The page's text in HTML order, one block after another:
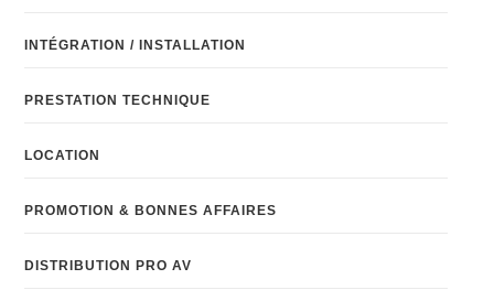
INTÉGRATION / INSTALLATION
PRESTATION TECHNIQUE
LOCATION
PROMOTION & BONNES AFFAIRES
DISTRIBUTION PRO AV